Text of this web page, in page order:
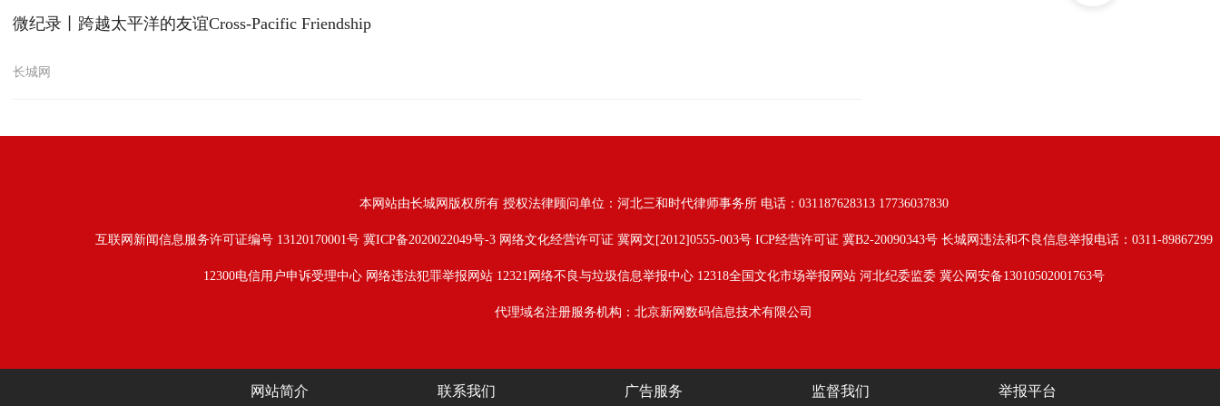
微纪录丨跨越太平洋的友谊Cross-Pacific Friendship
长城网
本网站由长城网版权所有 授权法律顾问单位：河北三和时代律师事务所 电话：031187628313 17736037830
互联网新闻信息服务许可证编号 13120170001号 冀ICP备2020022049号-3网络文化经营许可证 冀网文[2012]0555-003号 ICP经营许可证 冀B2-20090343号 长城网违法和不良信息举报电话：0311-89867299
12300电信用户申诉受理中心 网络违法犯罪举报网站 12321网络不良与垃圾信息举报中心 12318全国文化市场举报网站 河北纪委监委 冀公网安备13010502001763号
代理域名注册服务机构：北京新网数码信息技术有限公司
网站简介 联系我们 广告服务 监督我们 举报平台